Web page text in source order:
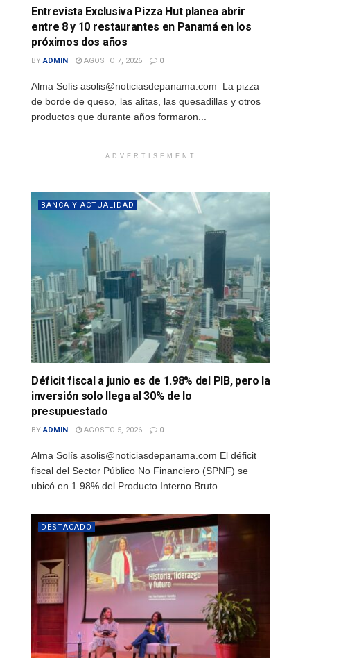
Entrevista Exclusiva Pizza Hut planea abrir
entre 8 y 10 restaurantes en Panamá en los
próximos dos años
BY ADMIN AGOSTO 7, 2026 0
Alma Solís asolis@noticiasdepanama.com La pizza
de borde de queso, las alitas, las quesadillas y otros
productos que durante años formaron...
ADVERTISEMENT
BANCA Y ACTUALIDAD
Déficit fiscal a junio es de 1.98% del PIB, pero la
inversión solo llega al 30% de lo
presupuestado
BY ADMIN AGOSTO 5, 2026 0
Alma Solís asolis@noticiasdepanama.com El déficit
fiscal del Sector Público No Financiero (SPNF) se
ubicó en 1.98% del Producto Interno Bruto...
DESTACADO